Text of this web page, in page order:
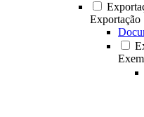
Exportação